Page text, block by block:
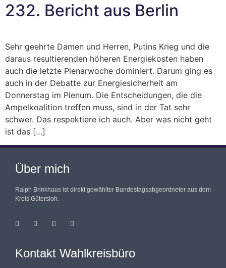
232. Bericht aus Berlin
Sehr geehrte Damen und Herren, Putins Krieg und die
daraus resultierenden höheren Energiekosten haben
auch die letzte Plenarwoche dominiert. Darum ging es
auch in der Debatte zur Energiesicherheit am
Donnerstag im Plenum. Die Entscheidungen, die die
Ampelkoalition treffen muss, sind in der Tat sehr
schwer. Das respektiere ich auch. Aber was nicht geht
ist das […]
Über mich
Ralph Brinkhaus ist direkt gewählter Bundestagsabgeordneter aus dem
Kreis Gütersloh.
Kontakt Wahlkreisbüro